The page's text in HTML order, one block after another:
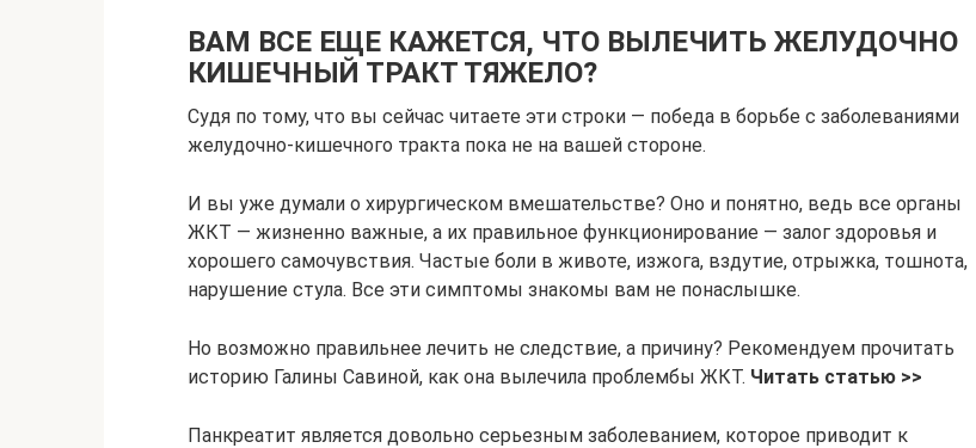
ВАМ ВСЕ ЕЩЕ КАЖЕТСЯ, ЧТО ВЫЛЕЧИТЬ ЖЕЛУДОЧНО
КИШЕЧНЫЙ ТРАКТ ТЯЖЕЛО?
Судя по тому, что вы сейчас читаете эти строки — победа в борьбе с заболеваниями
желудочно-кишечного тракта пока не на вашей стороне.
И вы уже думали о хирургическом вмешательстве? Оно и понятно, ведь все органы
ЖКТ — жизненно важные, а их правильное функционирование — залог здоровья и
хорошего самочувствия. Частые боли в животе, изжога, вздутие, отрыжка, тошнота,
нарушение стула. Все эти симптомы знакомы вам не понаслышке.
Но возможно правильнее лечить не следствие, а причину? Рекомендуем прочитать
историю Галины Савиной, как она вылечила проблембы ЖКТ. Читать статью >>
Панкреатит является довольно серьезным заболеванием, которое приводит к